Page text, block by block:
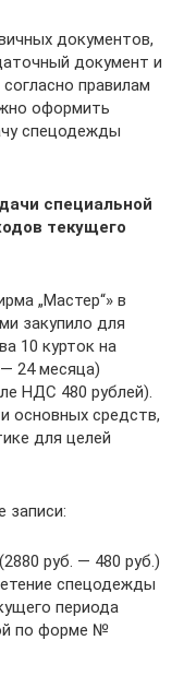
документов,
документ и
правилам
оформить
спецодежды
специальной
текущего
„Мастер“» в
закупило для
10 курток на
24 месяца)
НДС 480 рублей).
основных средств,
для целей
записи:
руб. — 480 руб.)
спецодежды
периода
по форме №